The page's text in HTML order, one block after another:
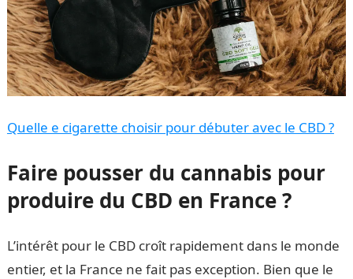
Quelle e cigarette choisir pour débuter avec le CBD ?
Faire pousser du cannabis pour
produire du CBD en France ?
L’intérêt pour le CBD croît rapidement dans le monde
entier, et la France ne fait pas exception. Bien que le